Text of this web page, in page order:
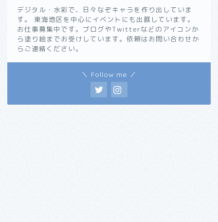
デジタル・水彩で、日々なぞキャラを作り出していま
す。 東海地区を中心にイベントにも出展しています。
お仕事募集中です。ブログやTwitterなどのアイコンか
ら塗り絵までお受けしています。依頼はお問い合わせか
らご連絡ください。
＼ Follow me ／